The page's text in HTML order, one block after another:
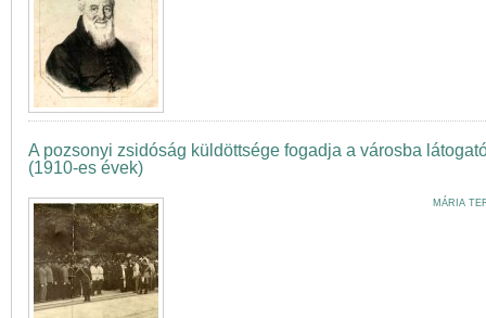
A pozsonyi zsidóság küldöttsége fogadja a városba
(1910-es évek)
MÁRIA